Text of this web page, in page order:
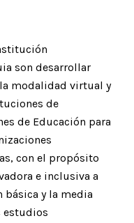
son desarrollar
modalidad virtual y
de
de Educación para
con el propósito
e inclusiva a
básica y la media
estudios